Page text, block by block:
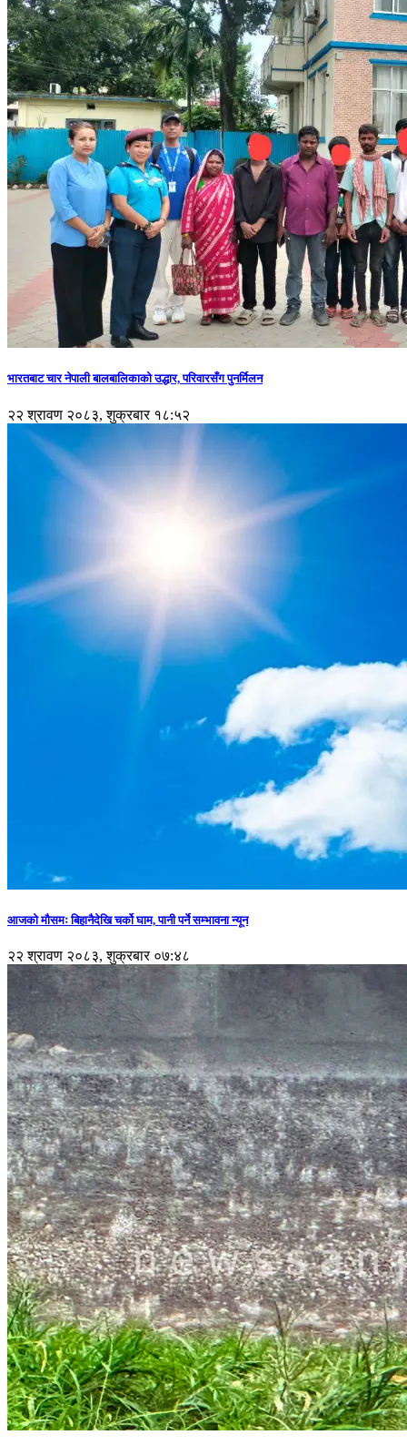
भारतबाट चार नेपाली बालबालिकाको उद्धार, परिवारसँग पुनर्मिलन
२२ श्रावण २०८३, शुक्रबार १८:५२
आजको मौसमः बिहानैदेखि चर्को घाम, पानी पर्ने सम्भावना न्यून
२२ श्रावण २०८३, शुक्रबार ०७:४८